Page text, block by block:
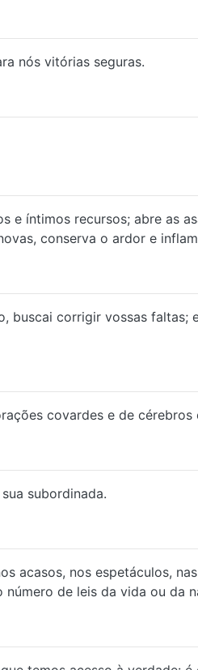
nós vitórias seguras.
e íntimos recursos; abre as
conserva o ardor e
buscai corrigir vossas faltas;
covardes e de cérebros
subordinada.
acasos, nos espetáculos,
de leis da vida ou da